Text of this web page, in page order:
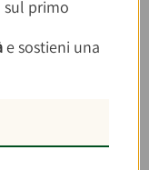
e con zoccolo
rito ebraico.
rabbino per
sul primo
e sostieni una